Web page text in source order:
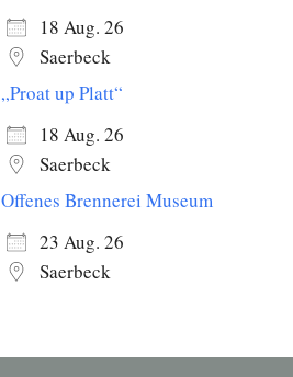
18 Aug. 26
Saerbeck
„Proat up Platt“
18 Aug. 26
Saerbeck
Offenes Brennerei Museum
23 Aug. 26
Saerbeck